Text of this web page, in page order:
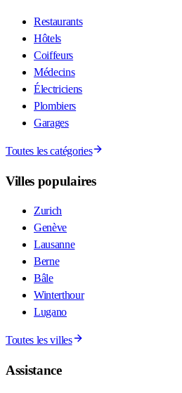
Restaurants
Hôtels
Coiffeurs
Médecins
Électriciens
Plombiers
Garages
Toutes les catégories
Villes populaires
Zurich
Genève
Lausanne
Berne
Bâle
Winterthour
Lugano
Toutes les villes
Assistance